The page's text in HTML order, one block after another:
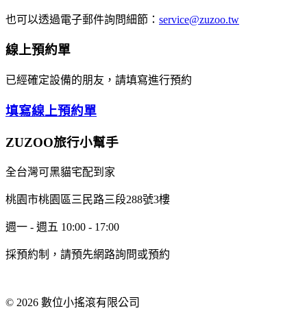
也可以透過電子郵件詢問細節： service@zuzoo.tw
線上預約單
已經確定設備的朋友，請填寫進行預約
填寫線上預約單
ZUZOO旅行小幫手
全台灣可黑貓宅配到家
桃園市桃園區三民路三段288號3樓
週一 - 週五 10:00 - 17:00
採預約制，請預先網路詢問或預約
© 2026 數位小搖滾有限公司